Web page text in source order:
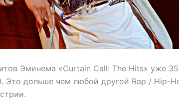
Эминема «Curtain Call: The Hits» уже
Это дольше чем любой другой Rap / Hip-